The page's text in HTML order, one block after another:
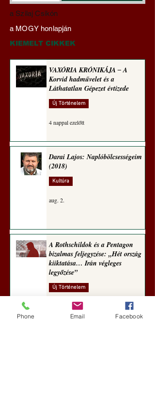
Darai Lajos:
Naplóbölcsességeim
(2025)
a Szilaj Csikón
a MOGY honlapján
KIEMELT CIKKEK
VAXÓRIA KRÓNIKÁJA ‒ A
Korvid hadművelet és a
Láthatatlan Gépezet évtizede
Új Történelem
4 nappal ezelőtt
Darai Lajos: Naplóbölcsességeim
(2018)
Kultúra
aug. 2.
A Rothschildok és a Pentagon
bizalmas feljegyzése: „Hét ország
kiiktatása… Irán végleges
legyőzése”
Új Történelem
Phone Email Facebook